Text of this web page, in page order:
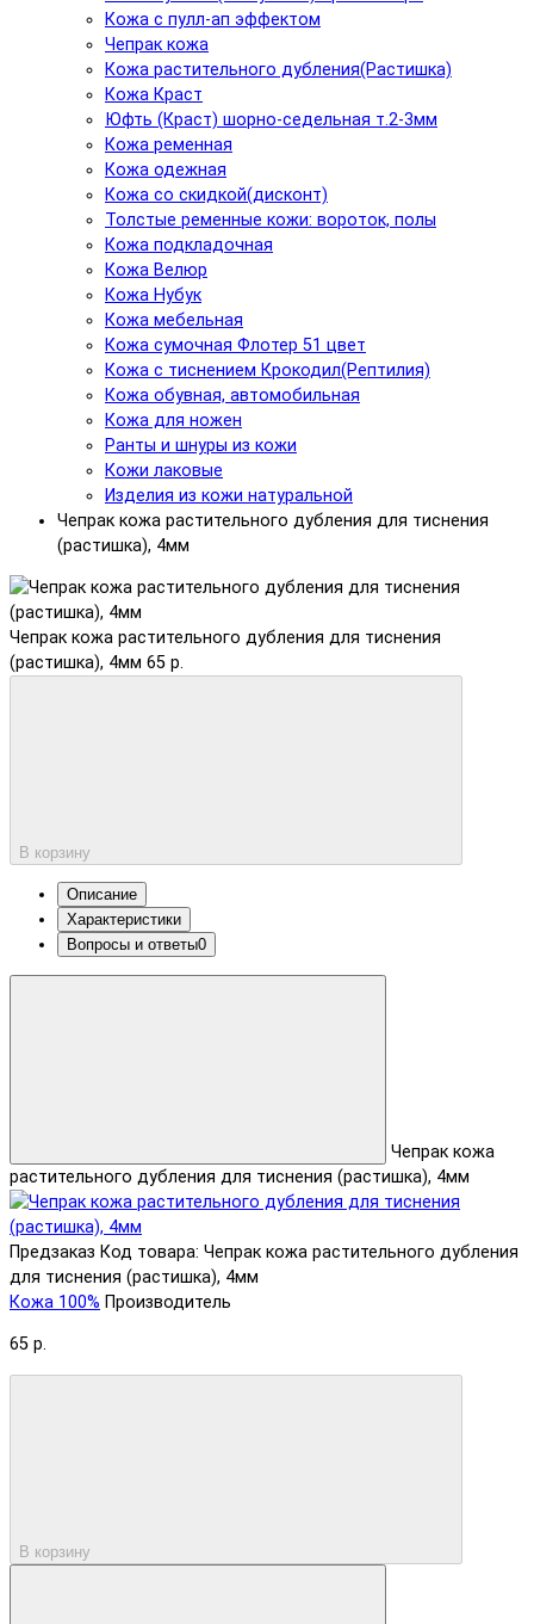
Кожа с пулл-ап эффектом
Чепрак кожа
Кожа растительного дубления(Растишка)
Кожа Краст
Юфть (Краст) шорно-седельная т.2-3мм
Кожа ременная
Кожа одежная
Кожа со скидкой(дисконт)
Толстые ременные кожи: вороток, полы
Кожа подкладочная
Кожа Велюр
Кожа Нубук
Кожа мебельная
Кожа сумочная Флотер 51 цвет
Кожа с тиснением Крокодил(Рептилия)
Кожа обувная, автомобильная
Кожа для ножен
Ранты и шнуры из кожи
Кожи лаковые
Изделия из кожи натуральной
Чепрак кожа растительного дубления для тиснения
(растишка), 4мм
Чепрак кожа растительного дубления для тиснения
(растишка), 4мм 65 р.
В корзину
Описание
Характеристики
Вопросы и ответы0
Чепрак кожа
растительного дубления для тиснения (растишка), 4мм
Предзаказ Код товара: Чепрак кожа растительного дубления
для тиснения (растишка), 4мм
Кожа 100% Производитель
65 р.
В корзину